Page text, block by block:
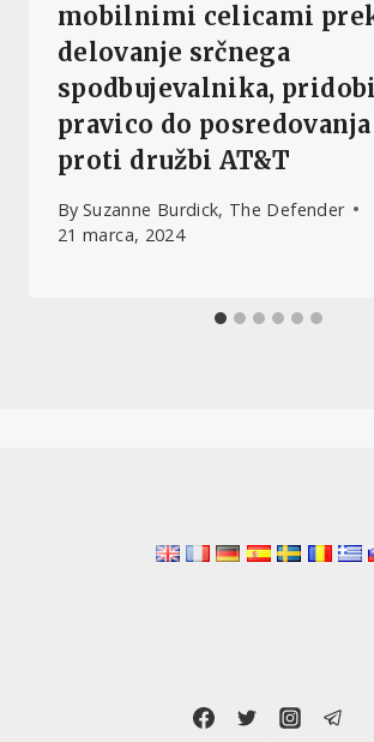
mobilnimi celicami
delovanje srčnega
spodbujevalnika,
pravico do
proti družbi AT&T
By Suzanne Burdick, The Defender
21 marca, 2024